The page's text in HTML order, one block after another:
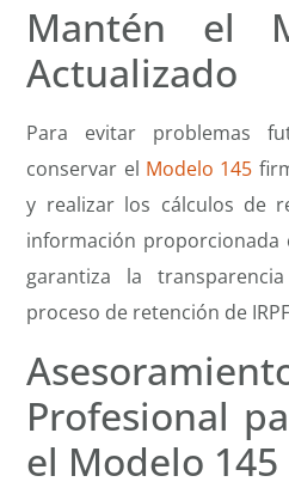
Mantén el
Actualizado
Para evitar problemas
conservar el Modelo 145
y realizar los cálculos de
información proporcionada
garantiza la
proceso de retención de
Profesional
el Modelo 145